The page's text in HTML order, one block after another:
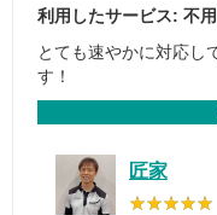
利用したサービス: 不
とても速やかに対応し
す！
匠家
★★★★★
★★★★★